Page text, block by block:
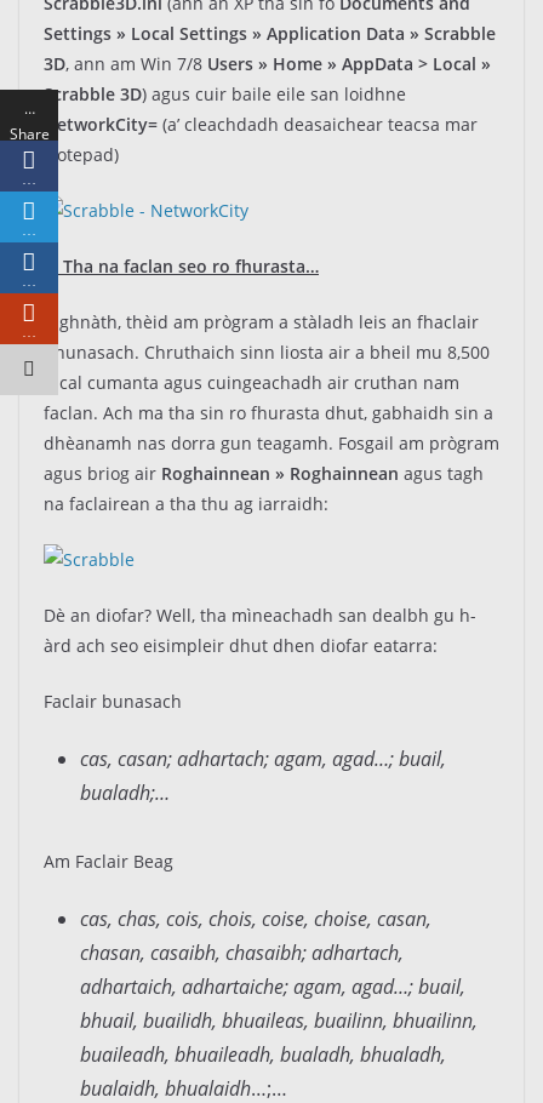
Settings » Local Settings » Application Data » Scrabble
3D, ann am Win 7/8 Users » Home » AppData > Local »
Scrabble 3D) agus cuir baile eile san loidhne
NetworkCity= (a’ cleachdadh deasaichear teacsa mar
Notepad)
4. Tha na faclan seo ro fhurasta…
A ghnàth, thèid am prògram a stàladh leis an fhaclair
bhunasach. Chruthaich sinn liosta air a bheil mu 8,500
facal cumanta agus cuingeachadh air cruthan nam
faclan. Ach ma tha sin ro fhurasta dhut, gabhaidh sin a
dhèanamh nas dorra gun teagamh. Fosgail am prògram
agus briog air Roghainnean » Roghainnean agus tagh
na faclairean a tha thu ag iarraidh:
Dè an diofar? Well, tha mìneachadh san dealbh gu h-
àrd ach seo eisimpleir dhut dhen diofar eatarra:
Faclair bunasach
cas, casan; adhartach; agam, agad…; buail,
bualadh;…
Am Faclair Beag
cas, chas, cois, chois, coise, choise, casan,
chasan, casaibh, chasaibh; adhartach,
adhartaich, adhartaiche; agam, agad…; buail,
bhuail, buailidh, bhuaileas, buailinn, bhuailinn,
buaileadh, bhuaileadh, bualadh, bhualadh,
bualaidh, bhualaidh…;…
…
Share
s